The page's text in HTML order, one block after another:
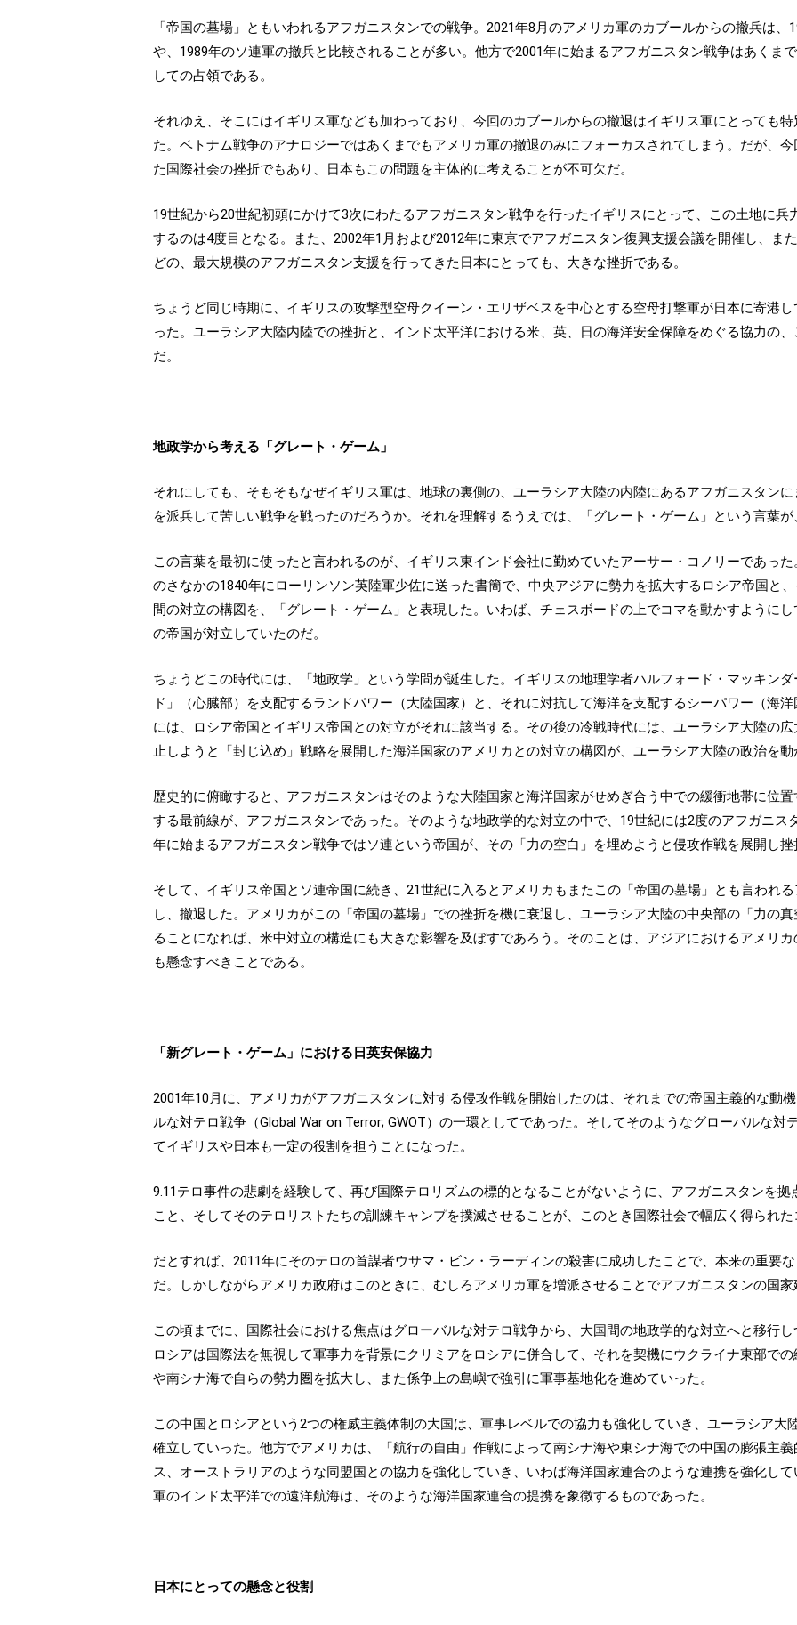
「帝国の墓場」ともいわれるアフガニスタンでの戦争。2021年8月のアメリカ軍のカブールからの撤兵は
や、1989年のソ連軍の撤兵と比較されることが多い。他方で2001年に始まるアフガニスタン戦争はあくま
しての占領である。
それゆえ、そこにはイギリス軍なども加わっており、今回のカブールからの撤退はイギリス軍にとっても
た。ベトナム戦争のアナロジーではあくまでもアメリカ軍の撤退のみにフォーカスされてしまう。だが、
た国際社会の挫折でもあり、日本もこの問題を主体的に考えることが不可欠だ。
19世紀から20世紀初頭にかけて3次にわたるアフガニスタン戦争を行ったイギリスにとって、この土地に
するのは4度目となる。また、2002年1月および2012年に東京でアフガニスタン復興支援会議を開催し、ま
どの、最大規模のアフガニスタン支援を行ってきた日本にとっても、大きな挫折である。
ちょうど同じ時期に、イギリスの攻撃型空母クイーン・エリザベスを中心とする空母打撃軍が日本に寄港
った。ユーラシア大陸内陸での挫折と、インド太平洋における米、英、日の海洋安全保障をめぐる協力の
だ。
地政学から考える「グレート・ゲーム」
それにしても、そもそもなぜイギリス軍は、地球の裏側の、ユーラシア大陸の内陸にあるアフガニスタン
を派兵して苦しい戦争を戦ったのだろうか。それを理解するうえでは、「グレート・ゲーム」という言葉
この言葉を最初に使ったと言われるのが、イギリス東インド会社に勤めていたアーサー・コノリーであっ
のさなかの1840年にローリンソン英陸軍少佐に送った書簡で、中央アジアに勢力を拡大するロシア帝国と
間の対立の構図を、「グレート・ゲーム」と表現した。いわば、チェスボードの上でコマを動かすように
の帝国が対立していたのだ。
ちょうどこの時代には、「地政学」という学問が誕生した。イギリスの地理学者ハルフォード・マッキン
ド」（心臓部）を支配するランドパワー（大陸国家）と、それに対抗して海洋を支配するシーパワー（海
には、ロシア帝国とイギリス帝国との対立がそれに該当する。その後の冷戦時代には、ユーラシア大陸の
止しようと「封じ込め」戦略を展開した海洋国家のアメリカとの対立の構図が、ユーラシア大陸の政治を
歴史的に俯瞰すると、アフガニスタンはそのような大陸国家と海洋国家がせめぎ合う中での緩衝地帯に位
する最前線が、アフガニスタンであった。そのような地政学的な対立の中で、19世紀には2度のアフガニス
年に始まるアフガニスタン戦争ではソ連という帝国が、その「力の空白」を埋めようと侵攻作戦を展開し
そして、イギリス帝国とソ連帝国に続き、21世紀に入るとアメリカもまたこの「帝国の墓場」とも言われ
し、撤退した。アメリカがこの「帝国の墓場」での挫折を機に衰退し、ユーラシア大陸の中央部の「力の
ることになれば、米中対立の構造にも大きな影響を及ぼすであろう。そのことは、アジアにおけるアメリ
も懸念すべきことである。
「新グレート・ゲーム」における日英安保協力
2001年10月に、アメリカがアフガニスタンに対する侵攻作戦を開始したのは、それまでの帝国主義的な動
ルな対テロ戦争（Global War on Terror; GWOT）の一環としてであった。そしてそのようなグローバルな
てイギリスや日本も一定の役割を担うことになった。
9.11テロ事件の悲劇を経験して、再び国際テロリズムの標的となることがないように、アフガニスタンを
こと、そしてそのテロリストたちの訓練キャンプを撲滅させることが、このとき国際社会で幅広く得られ
だとすれば、2011年にそのテロの首謀者ウサマ・ビン・ラーディンの殺害に成功したことで、本来の重要
だ。しかしながらアメリカ政府はこのときに、むしろアメリカ軍を増派させることでアフガニスタンの国
この頃までに、国際社会における焦点はグローバルな対テロ戦争から、大国間の地政学的な対立へと移行
ロシアは国際法を無視して軍事力を背景にクリミアをロシアに併合して、それを契機にウクライナ東部で
や南シナ海で自らの勢力圏を拡大し、また係争上の島嶼で強引に軍事基地化を進めていった。
この中国とロシアという2つの権威主義体制の大国は、軍事レベルでの協力も強化していき、ユーラシア大
確立していった。他方でアメリカは、「航行の自由」作戦によって南シナ海や東シナ海での中国の膨張主
ス、オーストラリアのような同盟国との協力を強化していき、いわば海洋国家連合のような連携を強化し
軍のインド太平洋での遠洋航海は、そのような海洋国家連合の提携を象徴するものであった。
日本にとっての懸念と役割